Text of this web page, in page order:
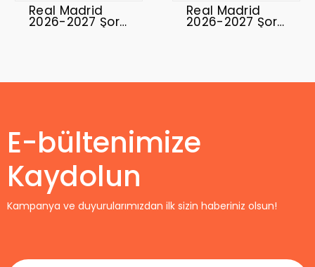
Real Madrid
2026-2027 Şort
Real Madrid
2026-2027 Şort
E-bültenimize
Kaydolun
Kampanya ve duyurularımızdan ilk sizin haberiniz olsun!